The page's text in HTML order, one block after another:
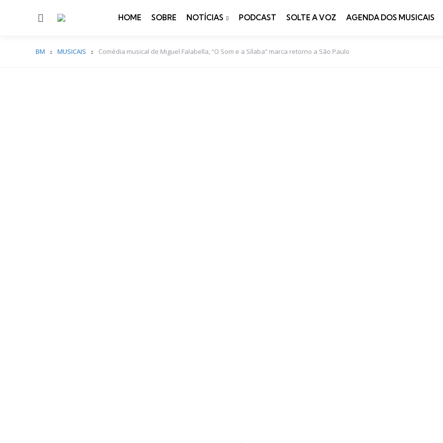
Menu HOME SOBRE NOTÍCIAS PODCAST SOLTE A VOZ AGENDA DOS MUSICAIS
BM MUSICAIS Comédia musical de Miguel Falabella, “O Som e a Sílaba” marca retorno a São Paulo